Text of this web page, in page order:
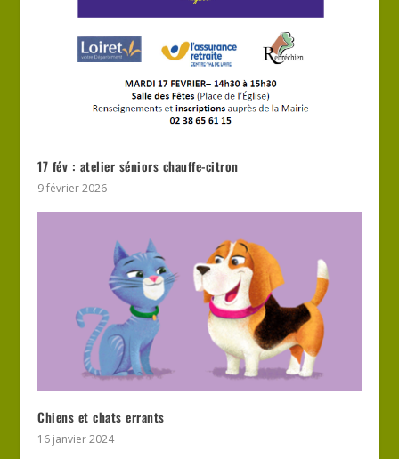
17 fév : atelier séniors chauffe-citron
9 février 2026
Chiens et chats errants
16 janvier 2024